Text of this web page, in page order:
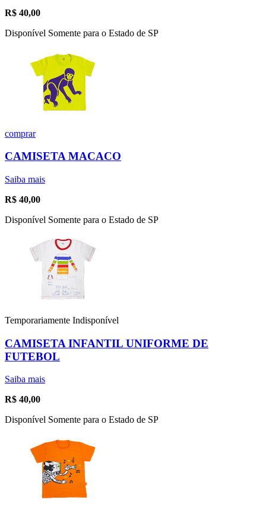
R$ 40,00
Disponível Somente para o Estado de SP
comprar
CAMISETA MACACO
Saiba mais
R$ 40,00
Disponível Somente para o Estado de SP
Temporariamente Indisponível
CAMISETA INFANTIL UNIFORME DE
FUTEBOL
Saiba mais
R$ 40,00
Disponível Somente para o Estado de SP